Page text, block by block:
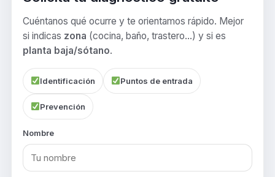
Cuéntanos qué ocurre y te orientamos rápido. Mejor
si indicas zona (cocina, baño, trastero…) y si es
planta baja/sótano.
Identificación Puntos de entrada
Prevención
Nombre